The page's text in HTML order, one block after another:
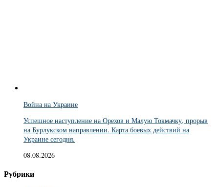
Война на Украине
Успешное наступление на Орехов и Малую Токмачку, прорыв
на Бурлукском направлении. Карта боевых действий на
Украине сегодня.
08.08.2026
Рубрики